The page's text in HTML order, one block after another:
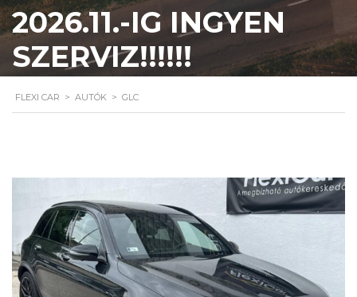
2026.11.-IG INGYEN
SZERVIZ!!!!!!
FLEXI CAR > AUTÓK > GLC